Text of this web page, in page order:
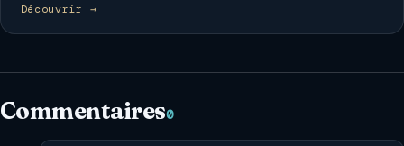
Découvrir →
Commentaires0